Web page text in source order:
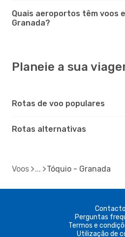
Quais aeroportos têm voos
Granada?
Planeie a sua
Rotas de voo populares
Rotas alternativas
Voos Tóquio - Granada
Contacto
Perguntas
Termos e
Utilização de